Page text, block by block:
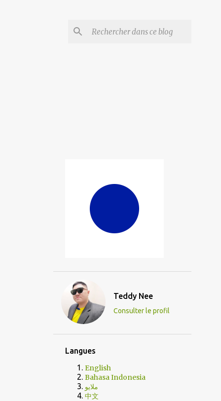
Teddy Nee
Consulter le profil
Langues
English
Bahasa Indonesia
ملايو
中文